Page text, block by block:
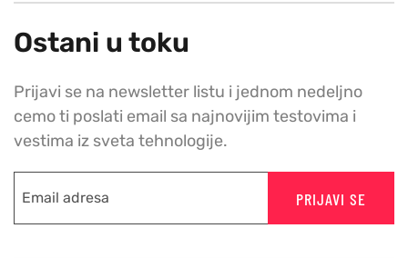
Ostani u toku
Prijavi se na newsletter listu i jednom nedeljno
cemo ti poslati email sa najnovijim testovima i
vestima iz sveta tehnologije.
PRIJAVI SE